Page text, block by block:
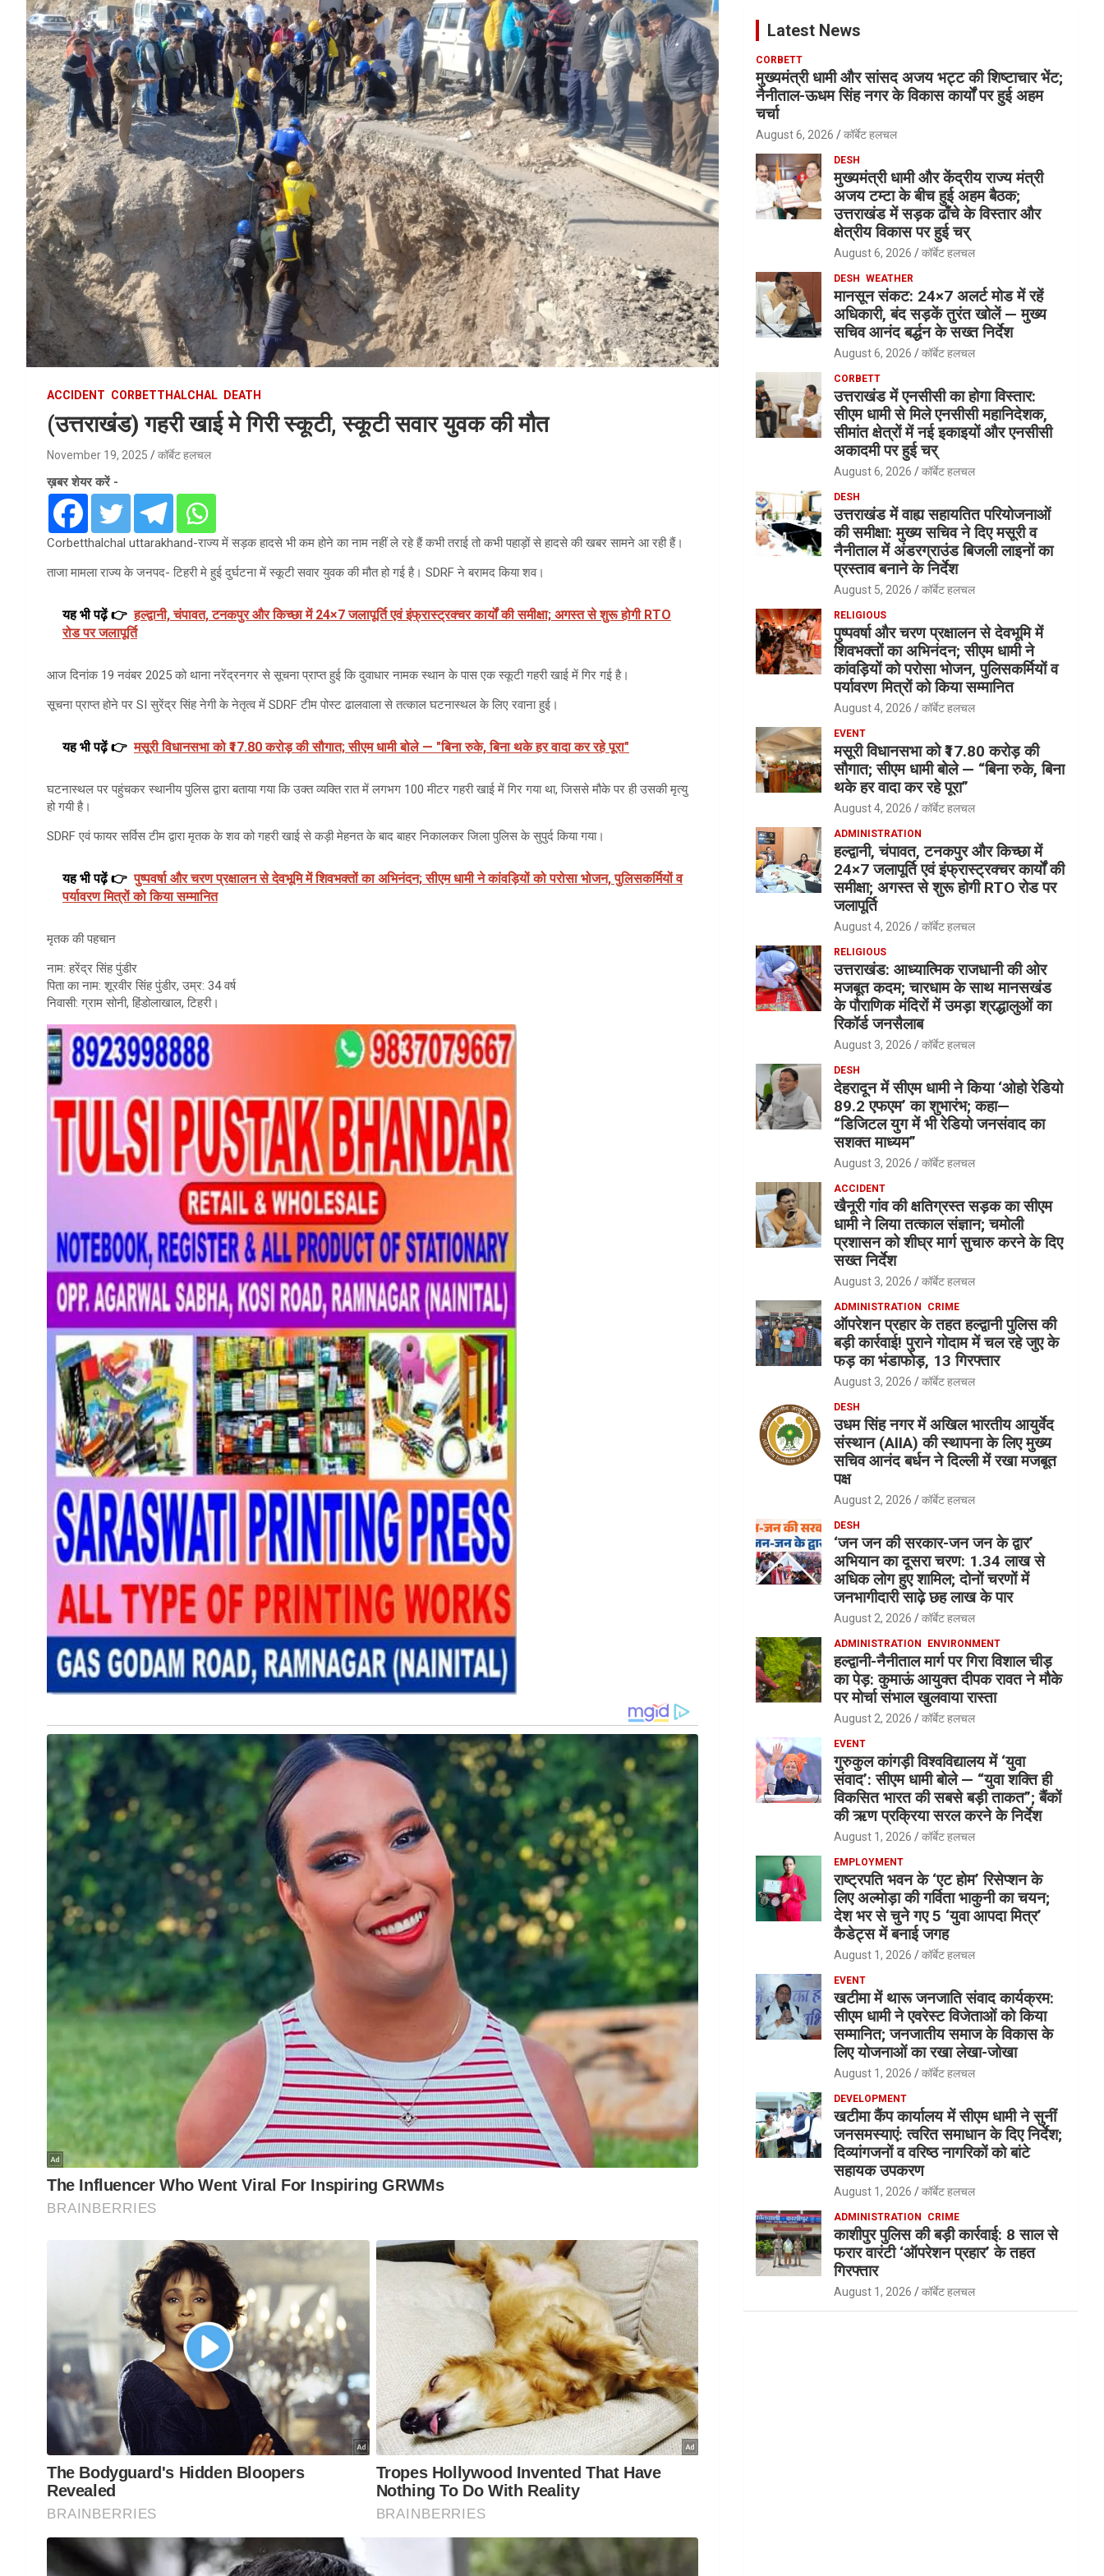
ACCIDENT CORBETTHALCHAL DEATH
(उत्तराखंड) गहरी खाई मे गिरी स्कूटी, स्कूटी सवार युवक की मौत
November 19, 2025 कॉर्बेट हलचल
ख़बर शेयर करें -
Corbetthalchal uttarakhand-राज्य में सड़क हादसे भी कम होने का नाम नहीं ले रहे हैं कभी तराई तो कभी पहाड़ों से हादसे की खबर सामने आ रही हैं।
ताजा मामला राज्य के जनपद- टिहरी मे हुई दुर्घटना में स्कूटी सवार युवक की मौत हो गई है। SDRF ने बरामद किया शव।
यह भी पढ़ें 👉 हल्द्वानी, चंपावत, टनकपुर और किच्छा में 24×7 जलापूर्ति एवं इंफ्रास्ट्रक्चर कार्यों की समीक्षा; अगस्त से शुरू होगी RTO
रोड पर जलापूर्ति
आज दिनांक 19 नवंबर 2025 को थाना नरेंद्रनगर से सूचना प्राप्त हुई कि दुवाधार नामक स्थान के पास एक स्कूटी गहरी खाई में गिर गई है।
सूचना प्राप्त होने पर SI सुरेंद्र सिंह नेगी के नेतृत्व में SDRF टीम पोस्ट ढालवाला से तत्काल घटनास्थल के लिए रवाना हुई।
यह भी पढ़ें 👉 मसूरी विधानसभा को ₹17.80 करोड़ की सौगात; सीएम धामी बोले — "बिना रुके, बिना थके हर वादा कर रहे पूरा"
घटनास्थल पर पहुंचकर स्थानीय पुलिस द्वारा बताया गया कि उक्त व्यक्ति रात में लगभग 100 मीटर गहरी खाई में गिर गया था, जिससे मौके पर ही उसकी मृत्यु
हो गयी है।
SDRF एवं फायर सर्विस टीम द्वारा मृतक के शव को गहरी खाई से कड़ी मेहनत के बाद बाहर निकालकर जिला पुलिस के सुपुर्द किया गया।
यह भी पढ़ें 👉 पुष्पवर्षा और चरण प्रक्षालन से देवभूमि में शिवभक्तों का अभिनंदन; सीएम धामी ने कांवड़ियों को परोसा भोजन, पुलिसकर्मियों व
पर्यावरण मित्रों को किया सम्मानित
मृतक की पहचान
नाम: हरेंद्र सिंह पुंडीर
पिता का नाम: शूरवीर सिंह पुंडीर, उम्र: 34 वर्ष
निवासी: ग्राम सोनी, हिंडोलाखाल, टिहरी।
Latest News
CORBETT
मुख्यमंत्री धामी और सांसद अजय भट्ट की शिष्टाचार भेंट;
नैनीताल-ऊधम सिंह नगर के विकास कार्यों पर हुई अहम
चर्चा
August 6, 2026 कॉर्बेट हलचल
DESH
मुख्यमंत्री धामी और केंद्रीय राज्य मंत्री
अजय टम्टा के बीच हुई अहम बैठक;
उत्तराखंड में सड़क ढाँचे के विस्तार और
क्षेत्रीय विकास पर हुई चर्
August 6, 2026 कॉर्बेट हलचल
DESH WEATHER
मानसून संकट: 24×7 अलर्ट मोड में रहें
अधिकारी, बंद सड़कें तुरंत खोलें — मुख्य
सचिव आनंद बर्द्धन के सख्त निर्देश
August 6, 2026 कॉर्बेट हलचल
CORBETT
उत्तराखंड में एनसीसी का होगा विस्तार:
सीएम धामी से मिले एनसीसी महानिदेशक,
सीमांत क्षेत्रों में नई इकाइयों और एनसीसी
अकादमी पर हुई चर्
August 6, 2026 कॉर्बेट हलचल
DESH
उत्तराखंड में वाह्य सहायतित परियोजनाओं
की समीक्षा: मुख्य सचिव ने दिए मसूरी व
नैनीताल में अंडरग्राउंड बिजली लाइनों का
प्रस्ताव बनाने के निर्देश
August 5, 2026 कॉर्बेट हलचल
RELIGIOUS
पुष्पवर्षा और चरण प्रक्षालन से देवभूमि में
शिवभक्तों का अभिनंदन; सीएम धामी ने
कांवड़ियों को परोसा भोजन, पुलिसकर्मियों व
पर्यावरण मित्रों को किया सम्मानित
August 4, 2026 कॉर्बेट हलचल
EVENT
मसूरी विधानसभा को ₹17.80 करोड़ की
सौगात; सीएम धामी बोले — “बिना रुके, बिना
थके हर वादा कर रहे पूरा”
August 4, 2026 कॉर्बेट हलचल
ADMINISTRATION
हल्द्वानी, चंपावत, टनकपुर और किच्छा में
24×7 जलापूर्ति एवं इंफ्रास्ट्रक्चर कार्यों की
समीक्षा; अगस्त से शुरू होगी RTO रोड पर
जलापूर्ति
August 4, 2026 कॉर्बेट हलचल
RELIGIOUS
उत्तराखंड: आध्यात्मिक राजधानी की ओर
मजबूत कदम; चारधाम के साथ मानसखंड
के पौराणिक मंदिरों में उमड़ा श्रद्धालुओं का
रिकॉर्ड जनसैलाब
August 3, 2026 कॉर्बेट हलचल
DESH
देहरादून में सीएम धामी ने किया ‘ओहो रेडियो
89.2 एफएम’ का शुभारंभ; कहा—
“डिजिटल युग में भी रेडियो जनसंवाद का
सशक्त माध्यम”
August 3, 2026 कॉर्बेट हलचल
ACCIDENT
खैनूरी गांव की क्षतिग्रस्त सड़क का सीएम
धामी ने लिया तत्काल संज्ञान; चमोली
प्रशासन को शीघ्र मार्ग सुचारु करने के दिए
सख्त निर्देश
August 3, 2026 कॉर्बेट हलचल
ADMINISTRATION CRIME
ऑपरेशन प्रहार के तहत हल्द्वानी पुलिस की
बड़ी कार्रवाई! पुराने गोदाम में चल रहे जुए के
फड़ का भंडाफोड़, 13 गिरफ्तार
August 3, 2026 कॉर्बेट हलचल
DESH
उधम सिंह नगर में अखिल भारतीय आयुर्वेद
संस्थान (AIIA) की स्थापना के लिए मुख्य
सचिव आनंद बर्धन ने दिल्ली में रखा मजबूत
पक्ष
August 2, 2026 कॉर्बेट हलचल
DESH
‘जन जन की सरकार-जन जन के द्वार’
अभियान का दूसरा चरण: 1.34 लाख से
अधिक लोग हुए शामिल; दोनों चरणों में
जनभागीदारी साढ़े छह लाख के पार
August 2, 2026 कॉर्बेट हलचल
ADMINISTRATION ENVIRONMENT
हल्द्वानी-नैनीताल मार्ग पर गिरा विशाल चीड़
का पेड़: कुमाऊं आयुक्त दीपक रावत ने मौके
पर मोर्चा संभाल खुलवाया रास्ता
August 2, 2026 कॉर्बेट हलचल
EVENT
गुरुकुल कांगड़ी विश्वविद्यालय में ‘युवा
संवाद’: सीएम धामी बोले — “युवा शक्ति ही
विकसित भारत की सबसे बड़ी ताकत”; बैंकों
की ऋण प्रक्रिया सरल करने के निर्देश
August 1, 2026 कॉर्बेट हलचल
EMPLOYMENT
राष्ट्रपति भवन के ‘एट होम’ रिसेप्शन के
लिए अल्मोड़ा की गर्विता भाकुनी का चयन;
देश भर से चुने गए 5 ‘युवा आपदा मित्र’
कैडेट्स में बनाई जगह
August 1, 2026 कॉर्बेट हलचल
EVENT
खटीमा में थारू जनजाति संवाद कार्यक्रम:
सीएम धामी ने एवरेस्ट विजेताओं को किया
सम्मानित; जनजातीय समाज के विकास के
लिए योजनाओं का रखा लेखा-जोखा
August 1, 2026 कॉर्बेट हलचल
DEVELOPMENT
खटीमा कैंप कार्यालय में सीएम धामी ने सुनीं
जनसमस्याएं: त्वरित समाधान के दिए निर्देश;
दिव्यांगजनों व वरिष्ठ नागरिकों को बांटे
सहायक उपकरण
August 1, 2026 कॉर्बेट हलचल
ADMINISTRATION CRIME
काशीपुर पुलिस की बड़ी कार्रवाई: 8 साल से
फरार वारंटी ‘ऑपरेशन प्रहार’ के तहत
गिरफ्तार
August 1, 2026 कॉर्बेट हलचल